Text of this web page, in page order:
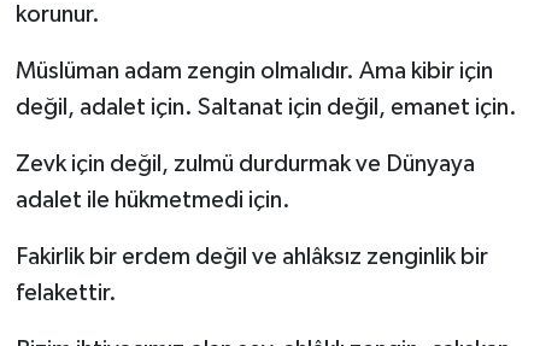
korunur.
Müslüman adam zengin olmalıdır. Ama kibir için
değil, adalet için. Saltanat için değil, emanet için.
Zevk için değil, zulmü durdurmak ve Dünyaya
adalet ile hükmetmedi için.
Fakirlik bir erdem değil ve ahlâksız zenginlik bir
felakettir.